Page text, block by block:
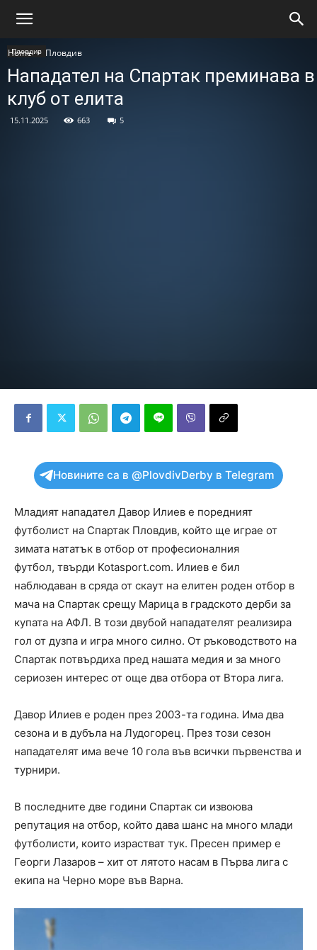
Home Пловдив
Пловдив
Нападател на Спартак преминава в
клуб от елита
15.11.2025 663 5
Новините са в @PlovdivDerby в Telegram
Младият нападател Давор Илиев е поредният
футболист на Спартак Пловдив, който ще играе от
зимата нататък в отбор от професионалния
футбол, твърди Kotasport.com. Илиев е бил
наблюдаван в сряда от скаут на елитен роден отбор в
мача на Спартак срещу Марица в градското дерби за
купата на АФЛ. В този двубой нападателят реализира
гол от дузпа и игра много силно. От ръководството на
Спартак потвърдиха пред нашата медия и за много
сериозен интерес от още два отбора от Втора лига.
Давор Илиев е роден през 2003-та година. Има два
сезона и в дубъла на Лудогорец. През този сезон
нападателят има вече 10 гола във всички първенства и
турнири.
В последните две години Спартак си извоюва
репутация на отбор, който дава шанс на много млади
футболисти, които израстват тук. Пресен пример е
Георги Лазаров – хит от лятото насам в Първа лига с
екипа на Черно море във Варна.